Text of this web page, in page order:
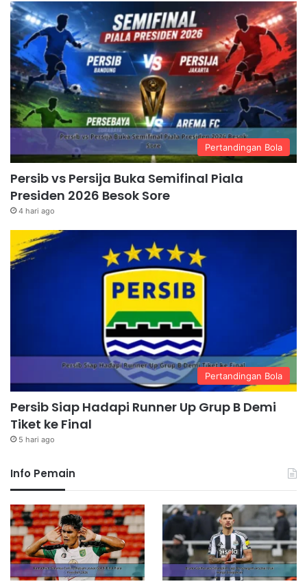
Pertandingan Bola
Persib vs Persija Buka Semifinal Piala
Presiden 2026 Besok Sore
4 hari ago
Pertandingan Bola
Persib Siap Hadapi Runner Up Grup B Demi
Tiket ke Final
5 hari ago
Info Pemain